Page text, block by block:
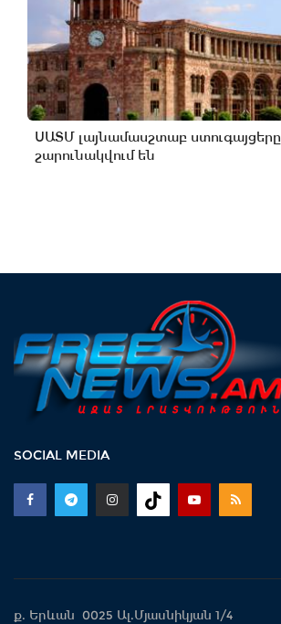
ՍԱՏՄ լայնամասշտաբ ստուգայցերը
շարունակվում են
SOCIAL MEDIA
ք. Երևան 0025 Ալ.Մյասնիկյան 1/4